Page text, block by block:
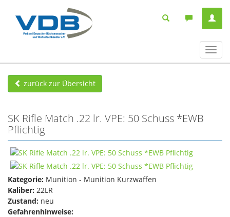
ein-/
zurück zur Übersicht
SK Rifle Match .22 lr. VPE: 50 Schuss *EWB
Pflichtig
Kategorie: Munition - Munition Kurzwaffen
Kaliber: 22LR
Zustand: neu
Gefahrenhinweise: